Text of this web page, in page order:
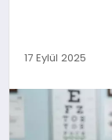
EKONOMI
17 Eylül 2025